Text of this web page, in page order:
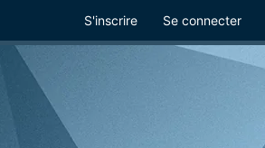
S'inscrire Se connecter